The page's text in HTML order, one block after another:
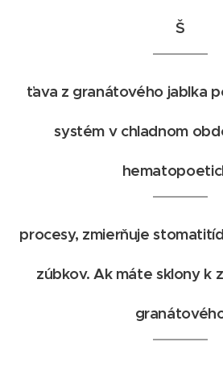
Š
ťava z granátového jablka
systém v chladnom
procesy, zmierňuje
zúbkov. Ak máte sklony k